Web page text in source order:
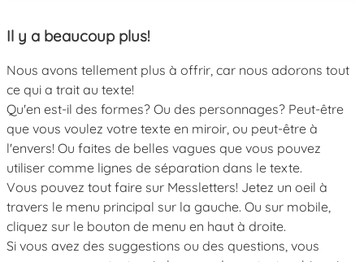
Il y a beaucoup plus!
Nous avons tellement plus à offrir, car nous adorons tout
ce qui a trait au texte!
Qu'en est-il des formes? Ou des personnages? Peut-être
que vous voulez votre texte en miroir, ou peut-être à
l'envers! Ou faites de belles vagues que vous pouvez
utiliser comme lignes de séparation dans le texte.
Vous pouvez tout faire sur Messletters! Jetez un oeil à
travers le menu principal sur la gauche. Ou sur mobile,
cliquez sur le bouton de menu en haut à droite.
Si vous avez des suggestions ou des questions, vous